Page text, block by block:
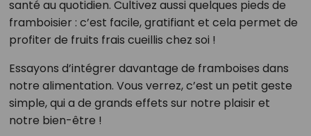
santé au quotidien. Cultivez aussi quelques pieds de
framboisier : c’est facile, gratifiant et cela permet de
profiter de fruits frais cueillis chez soi !
Essayons d’intégrer davantage de framboises dans
notre alimentation. Vous verrez, c’est un petit geste
simple, qui a de grands effets sur notre plaisir et
notre bien-être !